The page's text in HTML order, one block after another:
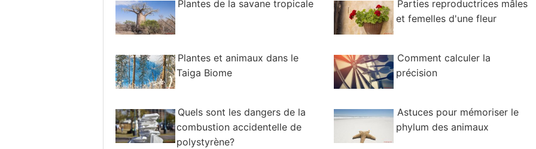
Plantes de la savane tropicale
Plantes et animaux dans le
Taiga Biome
Quels sont les dangers de la
combustion accidentelle de
polystyrène?
Parties reproductrices mâles
et femelles d'une fleur
Comment calculer la
précision
Astuces pour mémoriser le
phylum des animaux